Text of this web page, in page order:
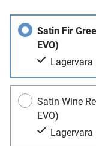
Satin Fir
EVO)
Lagervara
Satin Wine
EVO)
Lagervara